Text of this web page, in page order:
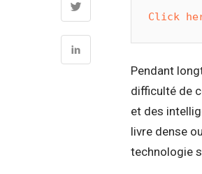
Click
Pendant
difficulté de
et des
livre dense
technologie